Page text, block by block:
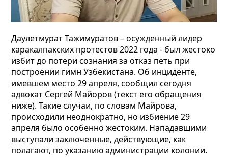
Даулетмурат Тажимуратов – осужденный лидер
каракалпакских протестов 2022 года - был жестоко
избит до потери сознания за отказ петь при
построении гимн Узбекистана. Об инциденте,
имевшем место 29 апреля, сообщил сегодня
адвокат Сергей Майоров (текст его обращения
ниже). Такие случаи, по словам Майрова,
происходили неоднократно, но избиение 29
апреля было особенно жестоким. Нападавшими
выступали заключенные, действующие, как
полагают, по указанию администрации колонии.